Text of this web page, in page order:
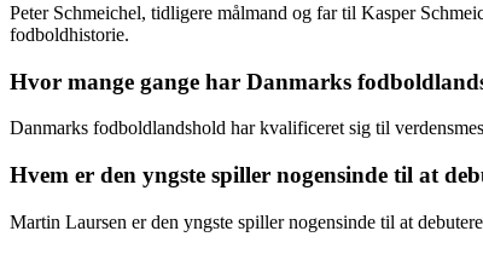
Peter Schmeichel, tidligere målmand og far til Kasper
fodboldhistorie.
Hvor mange gange har Danmarks
Danmarks fodboldlandshold har kvalificeret sig til
Hvem er den yngste spiller nogensinde til at
Martin Laursen er den yngste spiller nogensinde til at